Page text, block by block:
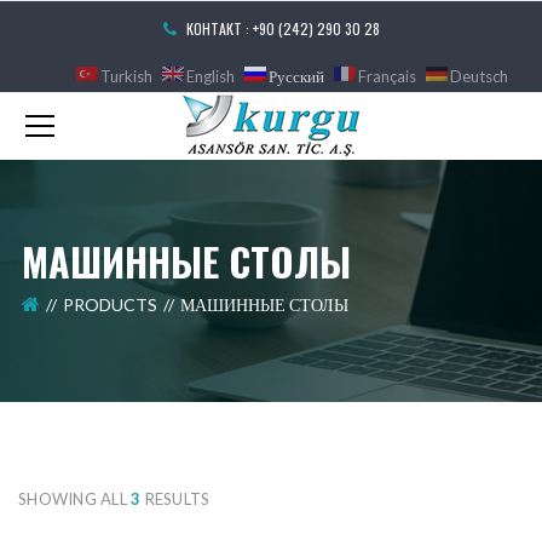
КОНТАКТ : +90 (242) 290 30 28
Turkish English Русский Français Deutsch
МАШИННЫЕ СТОЛЫ
PRODUCTS МАШИННЫЕ СТОЛЫ
SHOWING ALL3 RESULTS